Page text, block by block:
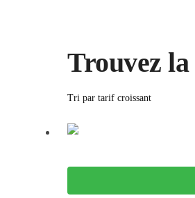
Trouvez la